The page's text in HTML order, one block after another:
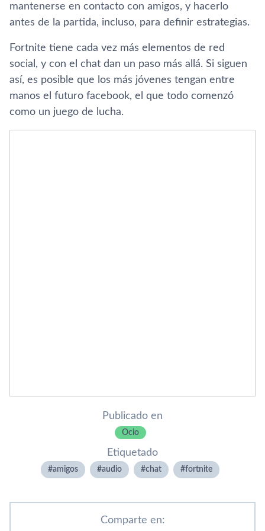
mantenerse en contacto con amigos, y hacerlo
antes de la partida, incluso, para definir estrategias.
Fortnite tiene cada vez más elementos de red
social, y con el chat dan un paso más allá. Si siguen
así, es posible que los más jóvenes tengan entre
manos el futuro facebook, el que todo comenzó
como un juego de lucha.
Publicado en
Ocio
Etiquetado
amigos audio chat fortnite
Comparte en: